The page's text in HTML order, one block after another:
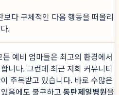
다 구체적인 다음 행동을 떠올리
.
예비 엄마들은 최고의 환경에서
니다. 그런데 최근 저희 커뮤니티
주목받고 있습니다. 바로 수많은
음에도 불구하고 동탄제일병원을